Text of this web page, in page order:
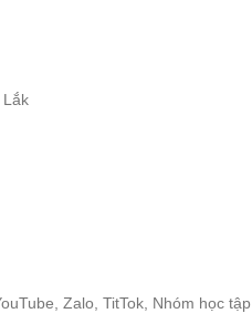
Zalo, TitTok, Nhóm học tập